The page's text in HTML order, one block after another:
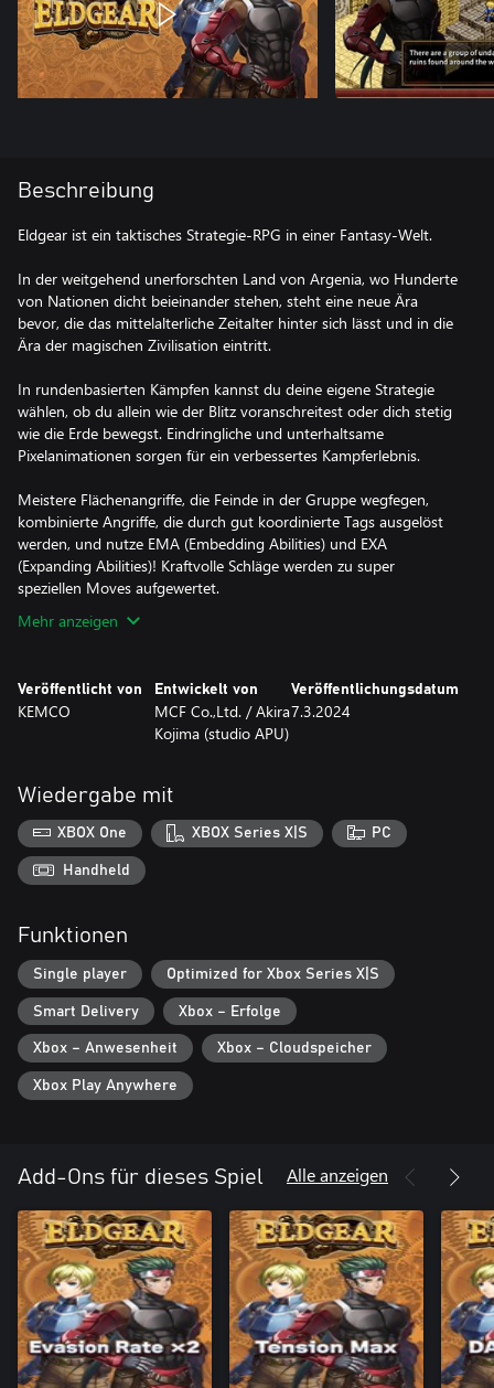
Beschreibung
Eldgear ist ein taktisches Strategie-RPG in einer Fantasy-Welt.
In der weitgehend unerforschten Land von Argenia, wo Hunderte
von Nationen dicht beieinander stehen, steht eine neue Ära
bevor, die das mittelalterliche Zeitalter hinter sich lässt und in die
Ära der magischen Zivilisation eintritt.
In rundenbasierten Kämpfen kannst du deine eigene Strategie
wählen, ob du allein wie der Blitz voranschreitest oder dich stetig
wie die Erde bewegst. Eindringliche und unterhaltsame
Pixelanimationen sorgen für ein verbessertes Kampferlebnis.
Meistere Flächenangriffe, die Feinde in der Gruppe wegfegen,
kombinierte Angriffe, die durch gut koordinierte Tags ausgelöst
werden, und nutze EMA (Embedding Abilities) und EXA
(Expanding Abilities)! Kraftvolle Schläge werden zu super
speziellen Moves aufgewertet.
Mehr anzeigen
Veröffentlicht von
KEMCO
Entwickelt von
MCF Co.,Ltd. / Akira
Kojima (studio APU)
Veröffentlichungsdatum
7.3.2024
Wiedergabe mit
XBOX One XBOX Series X|S PC
Handheld
Funktionen
Single player Optimized for Xbox Series X|S
Smart Delivery Xbox – Erfolge
Xbox – Anwesenheit Xbox – Cloudspeicher
Xbox Play Anywhere
Add-Ons für dieses Spiel Alle anzeigen